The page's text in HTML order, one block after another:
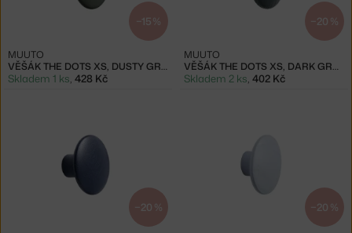
−15 %
VĚŠÁK THE DOTS XS, DUSTY GREEN
MUUTO
Skladem 1 ks, 428 Kč
−20 %
VĚŠÁK THE DOTS XS, DARK GREEN
MUUTO
Skladem 2 ks, 402 Kč
−20 % −20 %